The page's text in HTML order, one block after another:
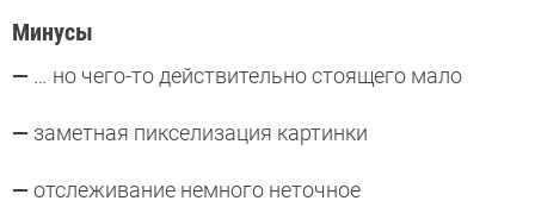
Минусы
— … но чего-то действительно стоящего мало
— заметная пикселизация картинки
— отслеживание немного неточное